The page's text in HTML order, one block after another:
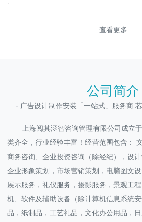
查看更多
公司简介
- 广告设计制作安装「一站式」服务商
上海阅其涵智咨询管理有限公司成立
类齐全，行业经验丰富！经营范围包含：
商务咨询、企业投资咨询（除经纪），设
企业形象策划，市场营销策划，电脑图文
展示服务，礼仪服务，摄影服务，景观工
机、软件及辅助设备（除计算机信息系统
品，纸制品，工艺礼品，文化办公用品，